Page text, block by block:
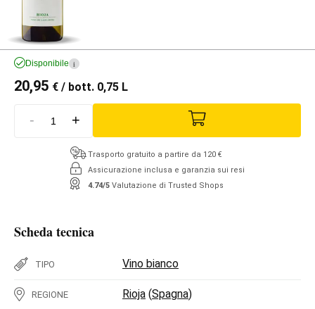
Disponibile i
20,95 € / bott. 0,75 L
- +
Trasporto gratuito a partire da 120 €
Assicurazione inclusa e garanzia sui resi
4.74/5 Valutazione di Trusted Shops
Scheda tecnica
TIPO Vino bianco
REGIONE Rioja (Spagna)